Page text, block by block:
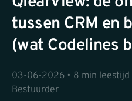
tussen CRM en
(wat Codelines
03-06-2026 • 8 min leestijd
Bestuurder